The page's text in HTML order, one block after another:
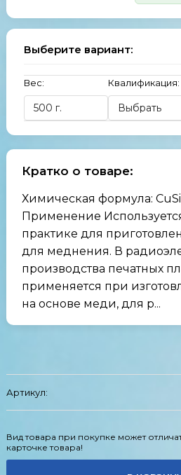
Выберите вариант:
Вес: Квалификация:
Кратко о товаре:
Химическая формула:
Применение
практике для
для меднения. В
производства печатных
применяется при
на основе меди, для р...
Артикул:
Вид товара при покупке может
карточке товара!